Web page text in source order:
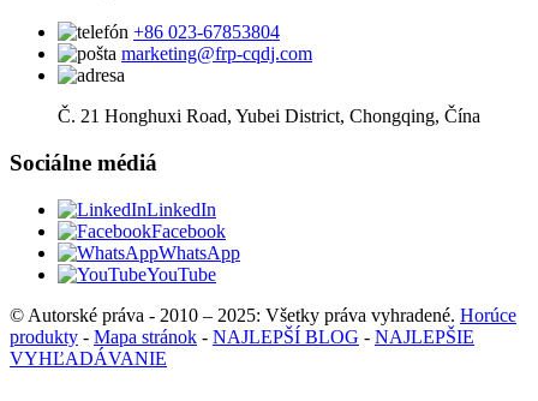
+86 023-67853804
marketing@frp-cqdj.com
Č. 21 Honghuxi Road, Yubei District, Chongqing, Čína
Sociálne médiá
LinkedIn
Facebook
WhatsApp
YouTube
© Autorské práva - 2010 – 2025: Všetky práva vyhradené. Horúce
produkty - Mapa stránok - NAJLEPŠÍ BLOG - NAJLEPŠIE
VYHĽADÁVANIE